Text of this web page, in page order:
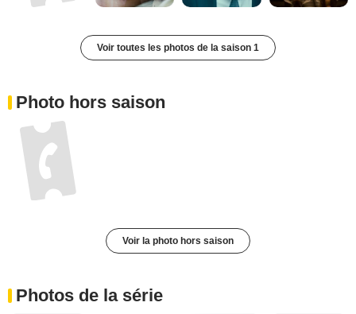
Voir toutes les photos de la saison 1
Photo hors saison
Voir la photo hors saison
Photos de la série